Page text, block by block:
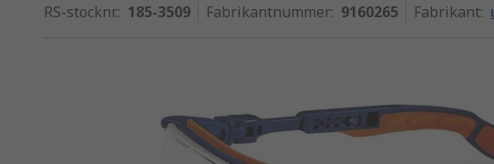
RS-stocknr.: 185-3509 Fabrikantnummer: 9160265 Fabrikant: